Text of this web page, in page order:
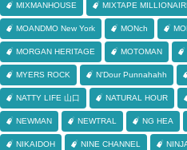
MIXMANHOUSE MIXTAPE
MOANDMO New York MONch
MORGAN HERITAGE MOTOMAN
MYERS ROCK N'Dour Punnahahh
NATTY LIFE 山口 NATURAL HOUR
NEWMAN NEWTRAL NG HEA
NIKAIDOH NINE CHANNEL